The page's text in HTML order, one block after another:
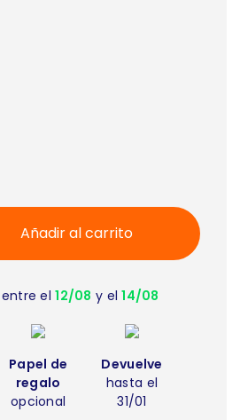
Añadir al carrito
entre el12/08 y el14/08
Papel de
regalo
opcional
Devuelve
hasta el
31/01